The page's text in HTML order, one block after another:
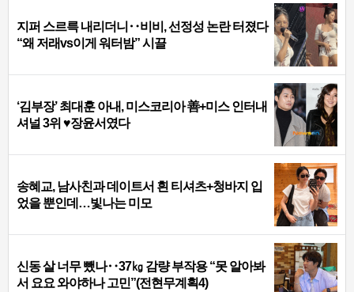
지퍼 스르륵 내리더니‥비비, 선정성 논란 터졌다
“왜 저래vs이게 워터밤” 시끌
‘김부장’ 최대훈 아내, 미스코리아 善+미스 인터내
셔널 3위 ♥장윤서였다
송혜교, 남사친과 데이트서 흰 티셔츠+청바지 입
었을 뿐인데…빛나는 미모
신동 살 너무 뺐나‥37㎏ 감량 부작용 “못 알아봐
서 요요 와야하나 고민”(전현무계획4)